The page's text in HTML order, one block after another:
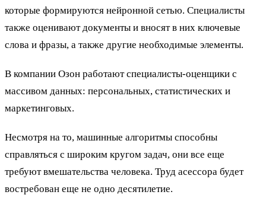
которые формируются нейронной сетью. Специалисты
также оценивают документы и вносят в них ключевые
слова и фразы, а также другие необходимые элементы.
В компании Озон работают специалисты-оценщики с
массивом данных: персональных, статистических и
маркетинговых.
Несмотря на то, машинные алгоритмы способны
справляться с широким кругом задач, они все еще
требуют вмешательства человека. Труд асессора будет
востребован еще не одно десятилетие.